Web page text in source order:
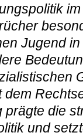
Jugend
die
und